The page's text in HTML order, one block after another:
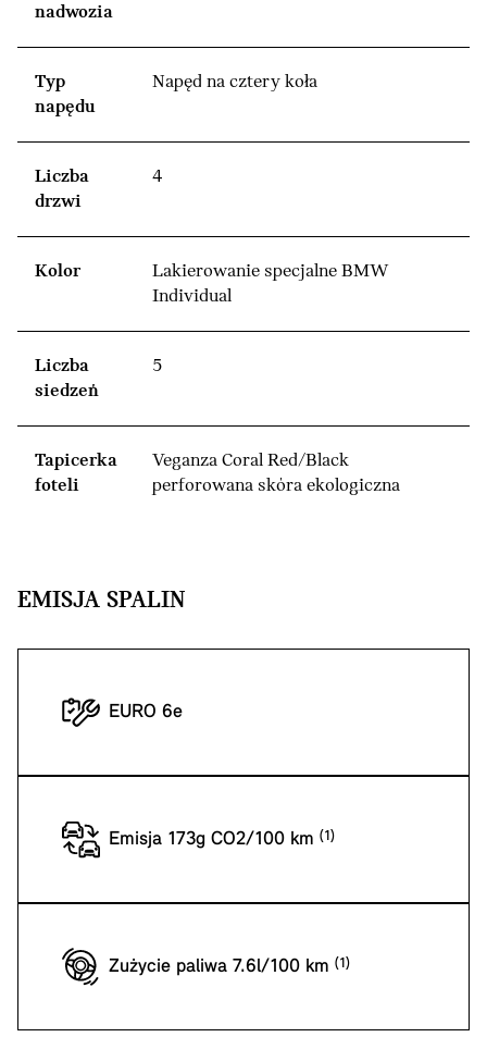
nadwozia
Typ
napędu
Napęd na cztery koła
Liczba
drzwi
4
Kolor
Lakierowanie specjalne BMW
Individual
Liczba
siedzeń
5
Tapicerka
foteli
Veganza Coral Red/Black
perforowana skóra ekologiczna
EMISJA SPALIN
EURO 6e
Emisja 173g CO2/100 km
Zużycie paliwa 7.6l/100 km